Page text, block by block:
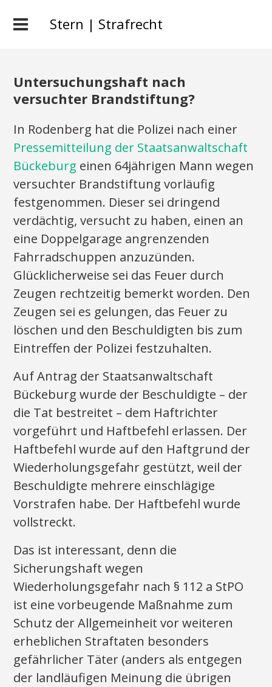
Stern | Strafrecht
Untersuchungshaft nach
versuchter Brandstiftung?
In Rodenberg hat die Polizei nach einer
Pressemitteilung der Staatsanwaltschaft
Bückeburg einen 64jährigen Mann wegen
versuchter Brandstiftung vorläufig
festgenommen. Dieser sei dringend
verdächtig, versucht zu haben, einen an
eine Doppelgarage angrenzenden
Fahrradschuppen anzuzünden.
Glücklicherweise sei das Feuer durch
Zeugen rechtzeitig bemerkt worden. Den
Zeugen sei es gelungen, das Feuer zu
löschen und den Beschuldigten bis zum
Eintreffen der Polizei festzuhalten.
Auf Antrag der Staatsanwaltschaft
Bückeburg wurde der Beschuldigte – der
die Tat bestreitet – dem Haftrichter
vorgeführt und Haftbefehl erlassen. Der
Haftbefehl wurde auf den Haftgrund der
Wiederholungsgefahr gestützt, weil der
Beschuldigte mehrere einschlägige
Vorstrafen habe. Der Haftbefehl wurde
vollstreckt.
Das ist interessant, denn die
Sicherungshaft wegen
Wiederholungsgefahr nach § 112 a StPO
ist eine vorbeugende Maßnahme zum
Schutz der Allgemeinheit vor weiteren
erheblichen Straftaten besonders
gefährlicher Täter (anders als entgegen
der landläufigen Meinung die übrigen